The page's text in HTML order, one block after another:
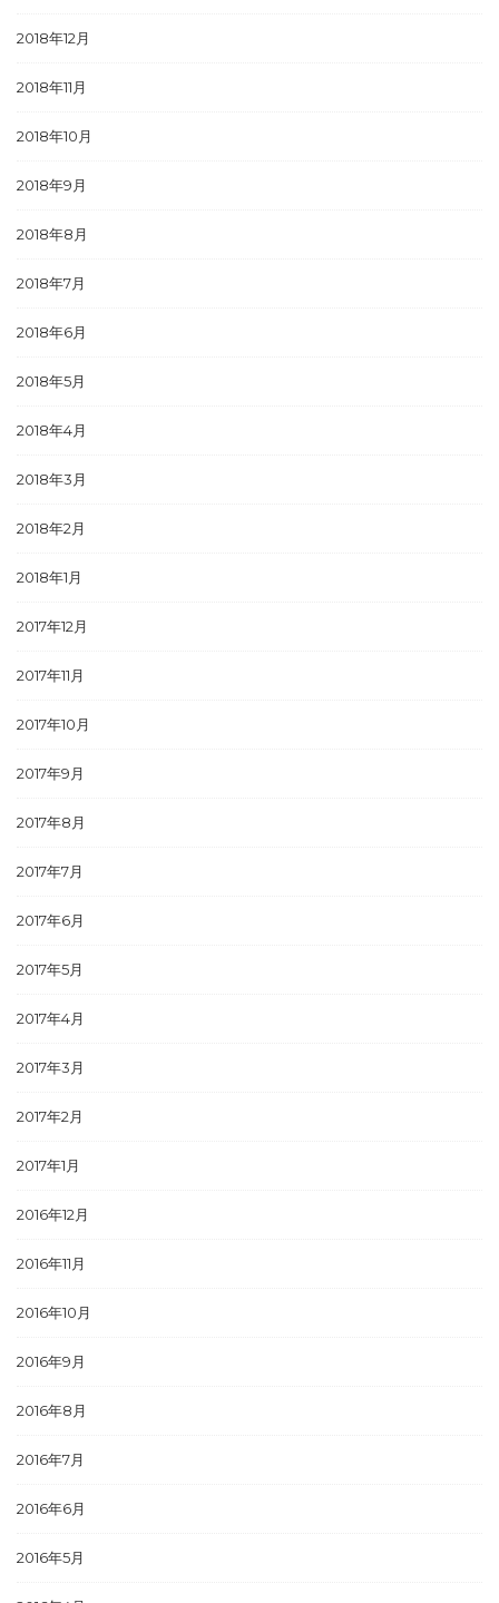
2018年12月
2018年11月
2018年10月
2018年9月
2018年8月
2018年7月
2018年6月
2018年5月
2018年4月
2018年3月
2018年2月
2018年1月
2017年12月
2017年11月
2017年10月
2017年9月
2017年8月
2017年7月
2017年6月
2017年5月
2017年4月
2017年3月
2017年2月
2017年1月
2016年12月
2016年11月
2016年10月
2016年9月
2016年8月
2016年7月
2016年6月
2016年5月